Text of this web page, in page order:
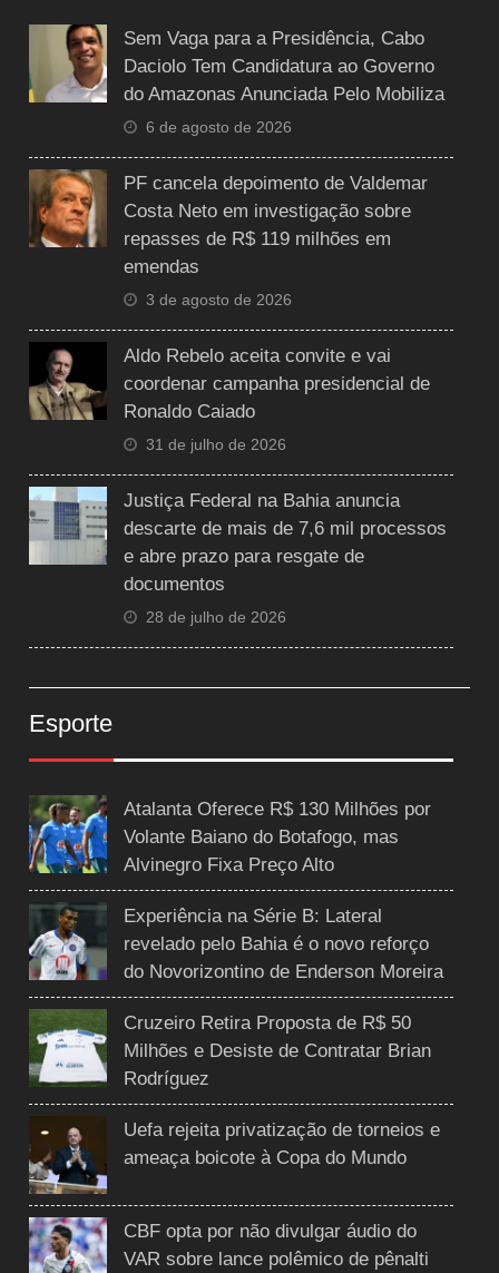
Sem Vaga para a Presidência, Cabo
Daciolo Tem Candidatura ao Governo
do Amazonas Anunciada Pelo Mobiliza
6 de agosto de 2026
PF cancela depoimento de Valdemar
Costa Neto em investigação sobre
repasses de R$ 119 milhões em
emendas
3 de agosto de 2026
Aldo Rebelo aceita convite e vai
coordenar campanha presidencial de
Ronaldo Caiado
31 de julho de 2026
Justiça Federal na Bahia anuncia
descarte de mais de 7,6 mil processos
e abre prazo para resgate de
documentos
28 de julho de 2026
Esporte
Atalanta Oferece R$ 130 Milhões por
Volante Baiano do Botafogo, mas
Alvinegro Fixa Preço Alto
Experiência na Série B: Lateral
revelado pelo Bahia é o novo reforço
do Novorizontino de Enderson Moreira
Cruzeiro Retira Proposta de R$ 50
Milhões e Desiste de Contratar Brian
Rodríguez
Uefa rejeita privatização de torneios e
ameaça boicote à Copa do Mundo
CBF opta por não divulgar áudio do
VAR sobre lance polêmico de pênalti